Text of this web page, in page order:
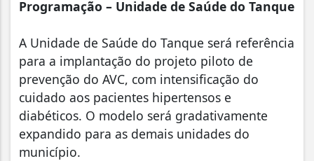
Programação – Unidade de Saúde do Tanque
A Unidade de Saúde do Tanque será referência
para a implantação do projeto piloto de
prevenção do AVC, com intensificação do
cuidado aos pacientes hipertensos e
diabéticos. O modelo será gradativamente
expandido para as demais unidades do
município.